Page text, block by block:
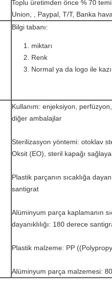
Toplu üretimden önce % 70
Union, , Paypal, T/T, Banka
Bilgi tabanı:
miktarı
Renk
Normal ya da logo ile
Kullanım: enjeksiyon,
diğer ambalajlar
Sterilizasyon yöntemi: otoklav
Oksit (EO), steril kapağı
Plastik parçanın sıcaklığa
santigrat
Alüminyum parça kaplamanın
dayanıklılığı: 180 derece
Plastik malzeme: PP
Alüminyum parça malzemesi: